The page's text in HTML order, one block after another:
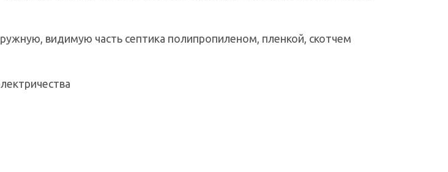
видимую часть септика полипропиленом, пленкой, скотчем